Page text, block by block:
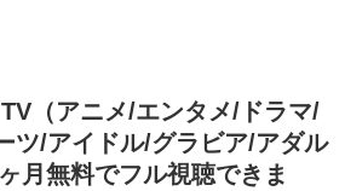
（アニメ/エンタメ/ドラマ/
ツ/アイドル/グラビア/アダル
月無料でフル視聴できま